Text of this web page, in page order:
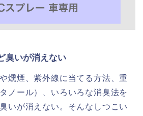
臭いが消えない
燻煙、紫外線に当てる方法、重
ノール）、いろいろな消臭法を
いが消えない。そんなしつこい